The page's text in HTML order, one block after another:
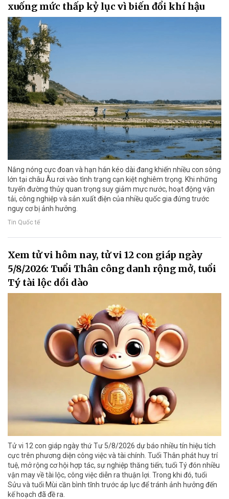
xuống mức thấp kỷ lục vì biến đổi khí hậu
Nắng nóng cực đoan và hạn hán kéo dài đang khiến nhiều con sông
lớn tại châu Âu rơi vào tình trạng cạn kiệt nghiêm trọng. Khi những
tuyến đường thủy quan trọng suy giảm mực nước, hoạt động vận
tải, công nghiệp và sản xuất điện của nhiều quốc gia đứng trước
nguy cơ bị ảnh hưởng.
Tin Quốc tế
Xem tử vi hôm nay, tử vi 12 con giáp ngày
5/8/2026: Tuổi Thân công danh rộng mở, tuổi
Tý tài lộc dồi dào
Tử vi 12 con giáp ngày thứ Tư 5/8/2026 dự báo nhiều tín hiệu tích
cực trên phương diện công việc và tài chính. Tuổi Thân phát huy trí
tuệ, mở rộng cơ hội hợp tác, sự nghiệp thăng tiến; tuổi Tý đón nhiều
vận may về tài lộc, công việc diễn ra thuận lợi. Trong khi đó, tuổi
Sửu và tuổi Mùi cần bình tĩnh trước áp lực để tránh ảnh hưởng đến
kế hoạch đã đề ra.